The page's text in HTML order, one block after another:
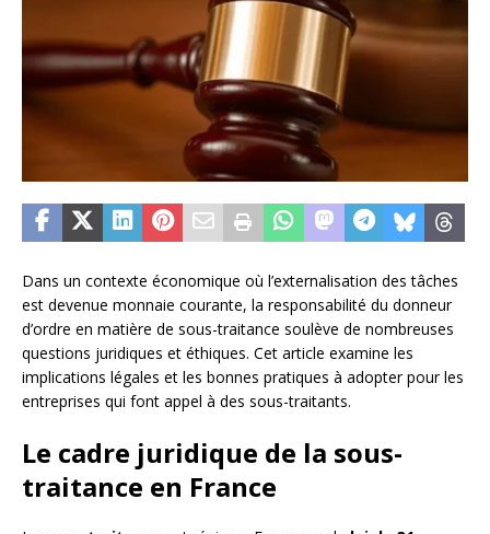
Dans un contexte économique où l’externalisation des tâches
est devenue monnaie courante, la responsabilité du donneur
d’ordre en matière de sous-traitance soulève de nombreuses
questions juridiques et éthiques. Cet article examine les
implications légales et les bonnes pratiques à adopter pour les
entreprises qui font appel à des sous-traitants.
Le cadre juridique de la sous-
traitance en France